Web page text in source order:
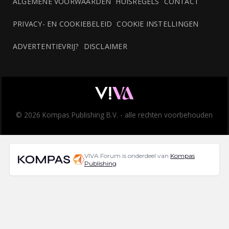
PRIVACY- EN COOKIEBELEID COOKIE INSTELLINGEN
ADVERTENTIEVRIJ? DISCLAIMER
© 2026 Kompas Publishing B.V. - alle rechten voorbehouden
VIVA Forum is onderdeel van Kompas
Publishing